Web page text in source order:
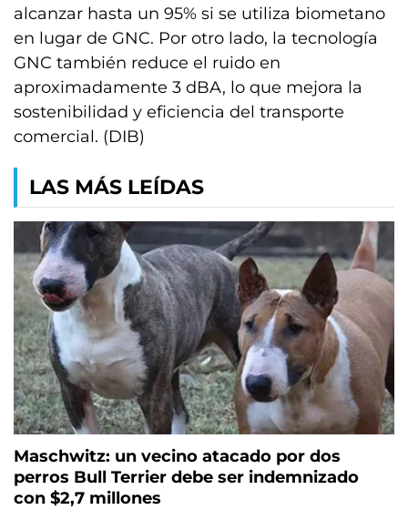
alcanzar hasta un 95% si se utiliza biometano
en lugar de GNC. Por otro lado, la tecnología
GNC también reduce el ruido en
aproximadamente 3 dBA, lo que mejora la
sostenibilidad y eficiencia del transporte
comercial. (DIB)
LAS MÁS LEÍDAS
Maschwitz: un vecino atacado por dos
perros Bull Terrier debe ser indemnizado
con $2,7 millones